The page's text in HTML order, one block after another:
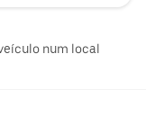
num local